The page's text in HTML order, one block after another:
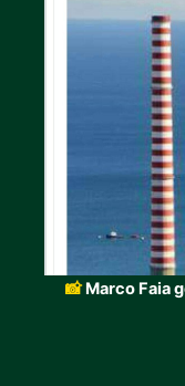
📸Marco Faia